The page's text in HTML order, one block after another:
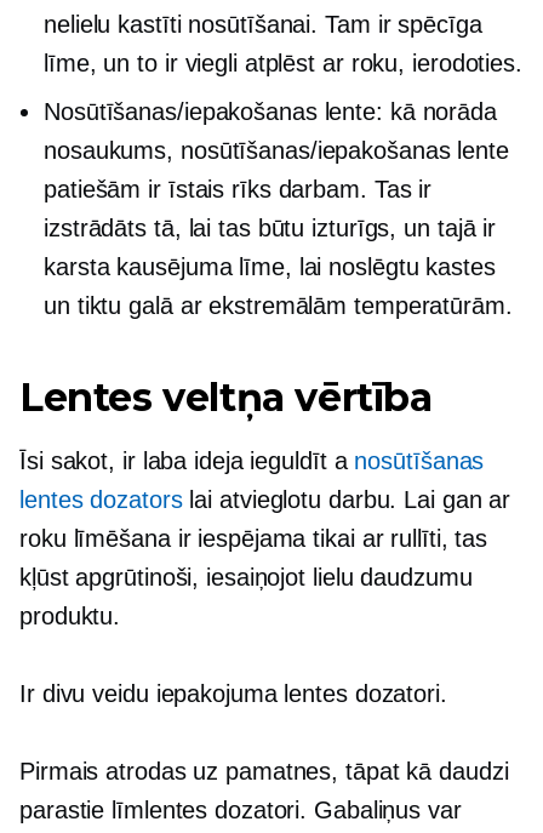
nelielu kastīti nosūtīšanai. Tam ir spēcīga
līme, un to ir viegli atplēst ar roku, ierodoties.
Nosūtīšanas/iepakošanas lente: kā norāda
nosaukums, nosūtīšanas/iepakošanas lente
patiešām ir īstais rīks darbam. Tas ir
izstrādāts tā, lai tas būtu izturīgs, un tajā ir
karsta kausējuma līme, lai noslēgtu kastes
un tiktu galā ar ekstremālām temperatūrām.
Lentes veltņa vērtība
Īsi sakot, ir laba ideja ieguldīt a nosūtīšanas
lentes dozatorslai atvieglotu darbu. Lai gan ar
roku līmēšana ir iespējama tikai ar rullīti, tas
kļūst apgrūtinoši, iesaiņojot lielu daudzumu
produktu.
Ir divu veidu iepakojuma lentes dozatori.
Pirmais atrodas uz pamatnes, tāpat kā daudzi
parastie līmlentes dozatori. Gabaliņus var